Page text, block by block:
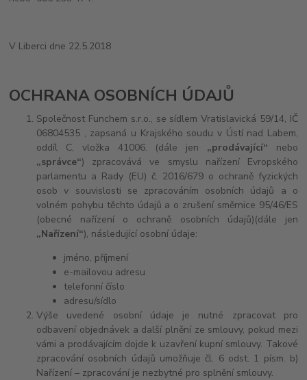
V Liberci dne 22.5.2018
OCHRANA OSOBNÍCH ÚDAJŮ
Společnost Funchem s.r.o., se sídlem Vratislavická 59/14, IČ
06804535 , zapsaná u Krajského soudu v Ústí nad Labem,
oddíl C, vložka 41006. (dále jen „prodávající“ nebo
„správce“) zpracovává ve smyslu nařízení Evropského
parlamentu a Rady (EU) č. 2016/679 o ochraně fyzických
osob v souvislosti se zpracováním osobních údajů a o
volném pohybu těchto údajů a o zrušení směrnice 95/46/ES
(obecné nařízení o ochraně osobních údajů)(dále jen
„Nařízení“), následující osobní údaje:
jméno, příjmení
e-mailovou adresu
telefonní číslo
adresu/sídlo
Výše uvedené osobní údaje je nutné zpracovat pro
odbavení objednávek a další plnění ze smlouvy, pokud mezi
vámi a prodávajícím dojde k uzavření kupní smlouvy. Takové
zpracování osobních údajů umožňuje čl. 6 odst. 1 písm. b)
Nařízení – zpracování je nezbytné pro splnění smlouvy.